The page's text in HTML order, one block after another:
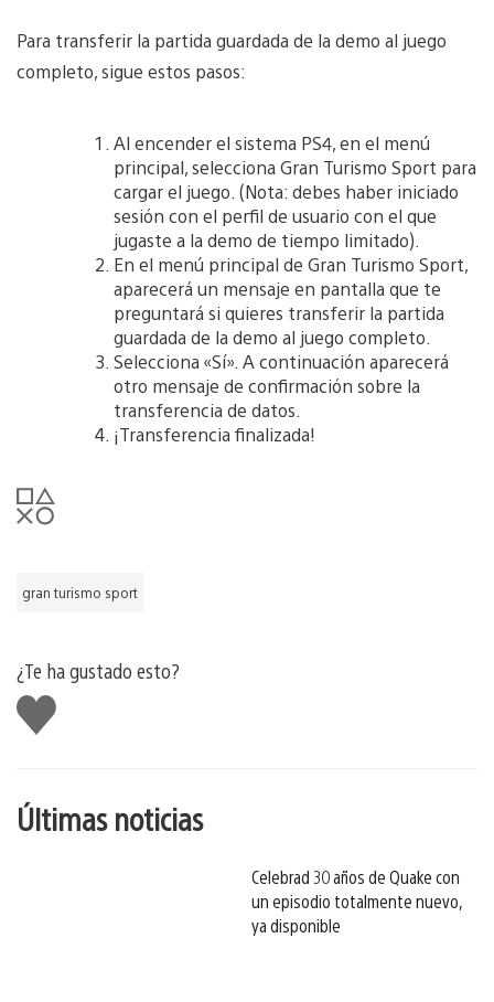
Para transferir la partida guardada de la demo al juego
completo, sigue estos pasos:
Al encender el sistema PS4, en el menú
principal, selecciona Gran Turismo Sport para
cargar el juego. (Nota: debes haber iniciado
sesión con el perfil de usuario con el que
jugaste a la demo de tiempo limitado).
En el menú principal de Gran Turismo Sport,
aparecerá un mensaje en pantalla que te
preguntará si quieres transferir la partida
guardada de la demo al juego completo.
Selecciona «Sí». A continuación aparecerá
otro mensaje de confirmación sobre la
transferencia de datos.
¡Transferencia finalizada!
gran turismo sport
¿Te ha gustado esto?
Me
gusta
Últimas noticias
Celebrad 30 años de Quake con
un episodio totalmente nuevo,
ya disponible